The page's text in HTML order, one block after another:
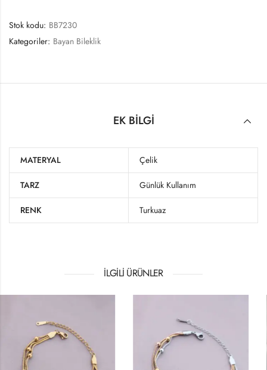
Stok kodu: BB7230
Kategoriler: Bayan Bileklik
EK BILGI
MATERYAL Çelik
TARZ Günlük Kullanım
RENK Turkuaz
İLGILI ÜRÜNLER